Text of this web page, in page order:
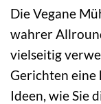
Die Vegane
wahrer
vielseitig
Gerichten eine
Ideen, wie Sie